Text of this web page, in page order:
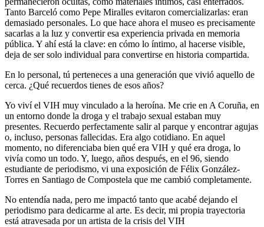
Tanto Barceló como Pepe Miralles evitaron comercializarlas: eran
demasiado personales. Lo que hace ahora el museo es precisamente
sacarlas a la luz y convertir esa experiencia privada en memoria
pública. Y ahí está la clave: en cómo lo íntimo, al hacerse visible,
deja de ser solo individual para convertirse en historia compartida.
En lo personal, tú perteneces a una generación que vivió aquello de
cerca. ¿Qué recuerdos tienes de esos años?
Yo viví el VIH muy vinculado a la heroína. Me crie en A Coruña, en
un entorno donde la droga y el trabajo sexual estaban muy
presentes. Recuerdo perfectamente salir al parque y encontrar agujas
o, incluso, personas fallecidas. Era algo cotidiano. En aquel
momento, no diferenciaba bien qué era VIH y qué era droga, lo
vivía como un todo. Y, luego, años después, en el 96, siendo
estudiante de periodismo, vi una exposición de Félix González-
Torres en Santiago de Compostela que me cambió completamente.
No entendía nada, pero me impactó tanto que acabé dejando el
periodismo para dedicarme al arte. Es decir, mi propia trayectoria
está atravesada por un artista de la crisis del VIH